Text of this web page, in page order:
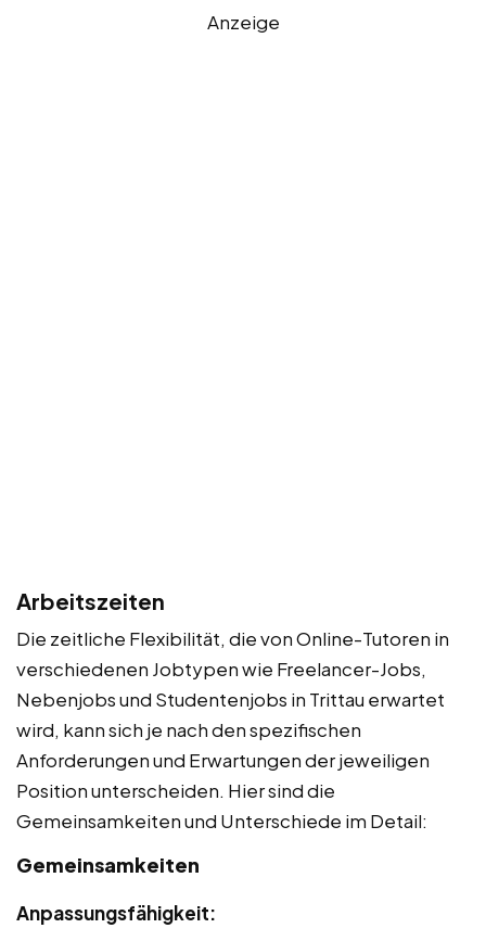
Anzeige
Arbeitszeiten
Die zeitliche Flexibilität, die von Online-Tutoren in
verschiedenen Jobtypen wie Freelancer-Jobs,
Nebenjobs und Studentenjobs in Trittau erwartet
wird, kann sich je nach den spezifischen
Anforderungen und Erwartungen der jeweiligen
Position unterscheiden. Hier sind die
Gemeinsamkeiten und Unterschiede im Detail:
Gemeinsamkeiten
Anpassungsfähigkeit: